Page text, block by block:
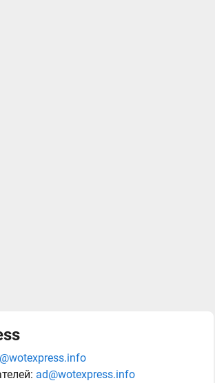
ad@wotexpress.info